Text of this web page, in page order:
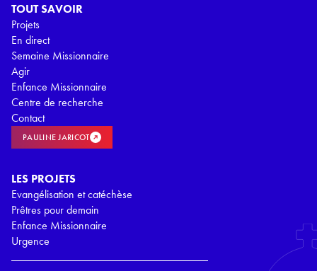
TOUT SAVOIR
Projets
En direct
Semaine Missionnaire
Agir
Enfance Missionnaire
Centre de recherche
Contact
PAULINE JARICOT
LES PROJETS
Evangélisation et catéchèse
Prêtres pour demain
Enfance Missionnaire
Urgence